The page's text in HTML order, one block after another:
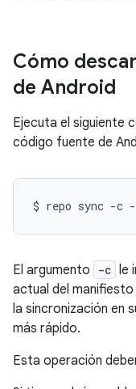
Cómo
de Android
Ejecuta el siguiente
código fuente de
$ repo sync -c
El argumento -c le
actual del
la sincronización en
más rápido.
Esta operación